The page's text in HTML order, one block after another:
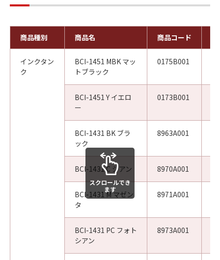
商品種別 商品名 商品コード
インクタン
ク
BCI-1451 MBK マッ
トブラック
0175B001
BCI-1451 Y イエロ
ー
0173B001
BCI-1431 BK ブラ
ック
8963A001
BCI-1431 C シアン 8970A001
BCI-1431 M マゼン
タ
8971A001
BCI-1431 PC フォト
シアン
8973A001
スクロールでき
ます